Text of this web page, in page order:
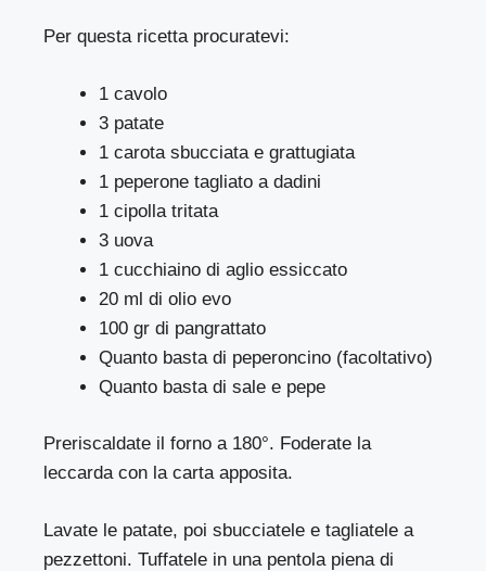
Per questa ricetta procuratevi:
1 cavolo
3 patate
1 carota sbucciata e grattugiata
1 peperone tagliato a dadini
1 cipolla tritata
3 uova
1 cucchiaino di aglio essiccato
20 ml di olio evo
100 gr di pangrattato
Quanto basta di peperoncino (facoltativo)
Quanto basta di sale e pepe
Preriscaldate il forno a 180°. Foderate la
leccarda con la carta apposita.
Lavate le patate, poi sbucciatele e tagliatele a
pezzettoni. Tuffatele in una pentola piena di